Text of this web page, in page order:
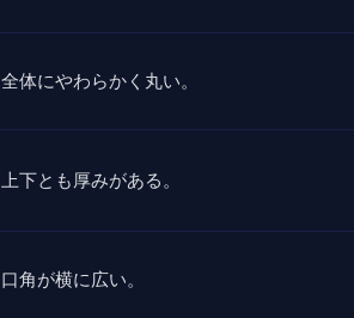
全体にやわらかく丸い。
上下とも厚みがある。
口角が横に広い。